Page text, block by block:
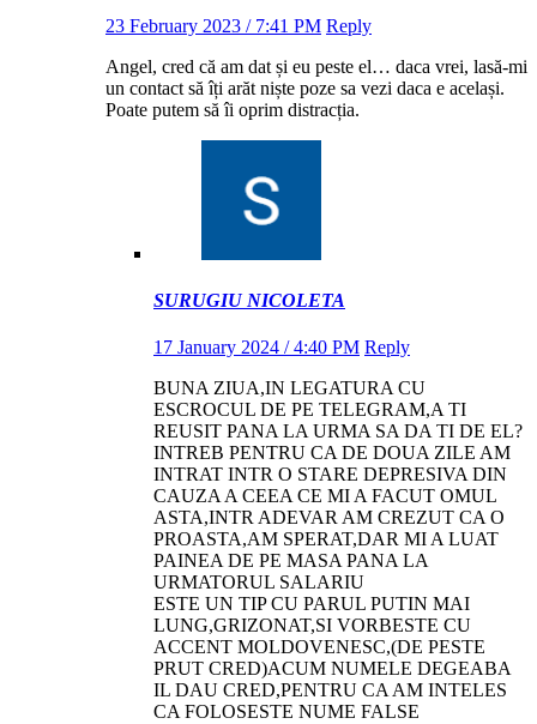
23 February 2023 / 7:41 PM Reply
Angel, cred că am dat și eu peste el… daca vrei, lasă-mi
un contact să îți arăt niște poze sa vezi daca e același.
Poate putem să îi oprim distracția.
SURUGIU NICOLETA
17 January 2024 / 4:40 PM Reply
BUNA ZIUA,IN LEGATURA CU
ESCROCUL DE PE TELEGRAM,A TI
REUSIT PANA LA URMA SA DA TI DE EL?
INTREB PENTRU CA DE DOUA ZILE AM
INTRAT INTR O STARE DEPRESIVA DIN
CAUZA A CEEA CE MI A FACUT OMUL
ASTA,INTR ADEVAR AM CREZUT CA O
PROASTA,AM SPERAT,DAR MI A LUAT
PAINEA DE PE MASA PANA LA
URMATORUL SALARIU
ESTE UN TIP CU PARUL PUTIN MAI
LUNG,GRIZONAT,SI VORBESTE CU
ACCENT MOLDOVENESC,(DE PESTE
PRUT CRED)ACUM NUMELE DEGEABA
IL DAU CRED,PENTRU CA AM INTELES
CA FOLOSESTE NUME FALSE